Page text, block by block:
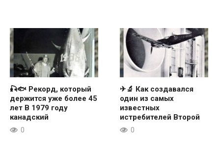
🎣🐟 Рекорд, который
держится уже более 45
лет В 1979 году
канадский
0
✈🔬 Как создавался
один из самых
известных
истребителей Второй
0